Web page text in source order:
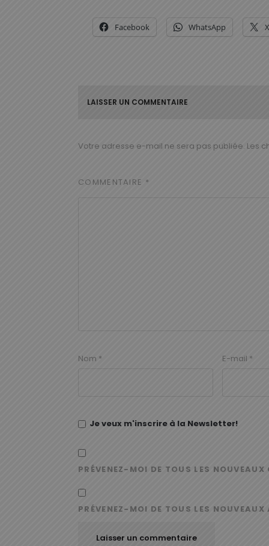
Facebook WhatsApp X
LAISSER UN COMMENTAIRE
Votre adresse e-mail ne sera pas publiée. Les
COMMENTAIRE *
Nom * E-mail *
Je veux m'inscrire à la Newsletter!
PRÉVENEZ-MOI DE TOUS LES
PRÉVENEZ-MOI DE TOUS LES